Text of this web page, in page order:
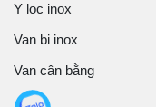
Y lọc inox
Van bi inox
Van cân bằng